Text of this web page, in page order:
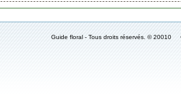
Guide floral - Tous droits réservés. ©